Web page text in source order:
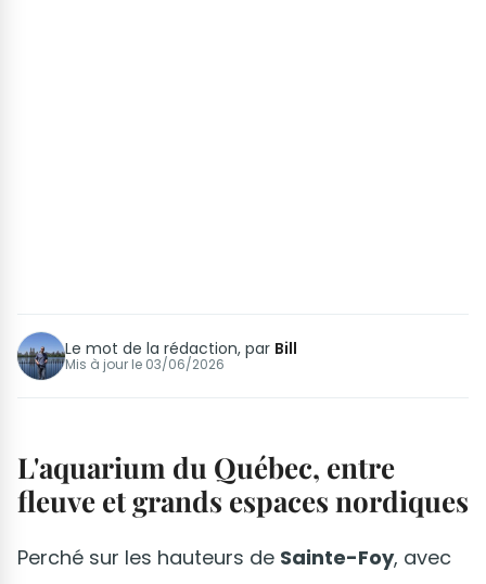
Le mot de la rédaction, par Bill
Mis à jour le 03/06/2026
L'aquarium du Québec, entre
fleuve et grands espaces nordiques
Perché sur les hauteurs de Sainte-Foy, avec